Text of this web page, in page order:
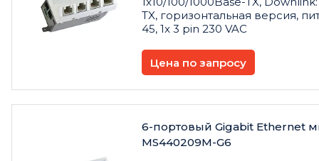
TX, горизонтальная версия,
45, 1x 3 pin 230 VAC
Цена по запросу
6-портовый Gigabit Ethernet
MS440209M-G6